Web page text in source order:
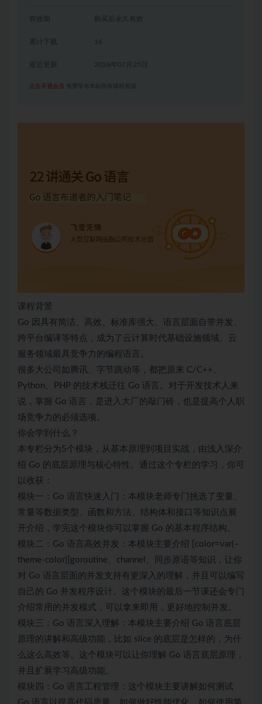
有效期 购买后永久有效
累计下载 16
2026年07月25日
点击开通会员 免费享有本站所有课程资源
课程背景
Go 因具有简洁、高效、标准库强大、语言层面自带并发、
跨平台编译等特点，成为了云计算时代基础设施领域、云
服务领域最具竞争力的编程语言。
很多大公司如腾讯、字节跳动等，都把原来 C/C++、
Python、PHP 的技术栈迁往 Go 语言。对于开发技术人来
说，掌握 Go 语言，是进入大厂的敲门砖，也是提高个人职
场竞争力的必须选项。
你会学到什么？
本专栏分为5个模块，从基本原理到项目实战，由浅入深介
绍 Go 的底层原理与核心特性。通过这个专栏的学习，你可
以收获：
模块一：Go 语言快速入门：本模块老师专门挑选了变量、
常量等数据类型、函数和方法、结构体和接口等知识点展
开介绍，学完这个模块你可以掌握 Go 的基本程序结构。
模块二：Go 语言高效并发：本模块主要介绍 [color=var(–
theme-color)]goroutine、channel、同步原语等知识，让你
对 Go 语言层面的并发支持有更深入的理解，并且可以编写
自己的 Go 并发程序设计。这个模块的最后一节课还会专门
介绍常用的并发模式，可以拿来即用，更好地控制并发。
模块三：Go 语言深入理解：本模块主要介绍 Go 语言底层
原理的讲解和高级功能，比如 slice 的底层是怎样的，为什
么这么高效等。这个模块可以让你理解 Go 语言底层原理，
并且扩展学习高级功能。
模块四：Go 语言工程管理：这个模块主要讲解如何测试